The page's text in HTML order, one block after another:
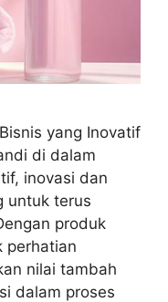
yang Inovatif
di dalam
inovasi dan
untuk terus
produk
perhatian
nilai tambah
dalam proses